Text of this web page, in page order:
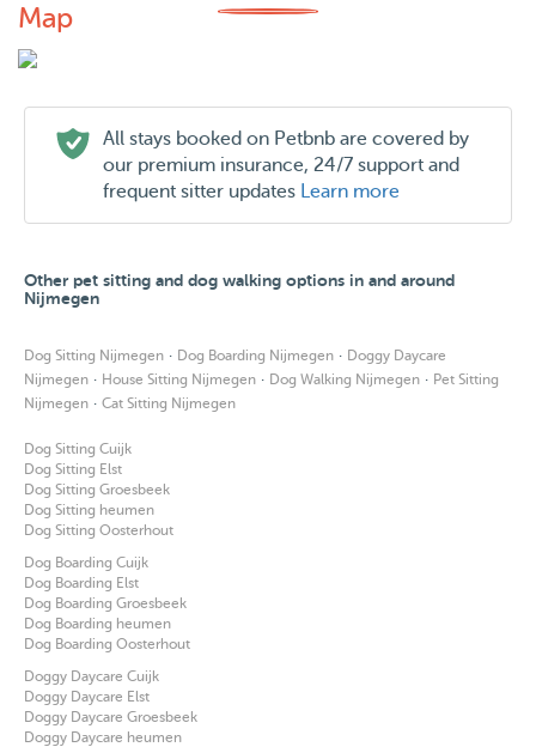
Map
All stays booked on Petbnb are covered by
our premium insurance, 24/7 support and
frequent sitter updates Learn more
Other pet sitting and dog walking options in and around
Nijmegen
Dog Sitting Nijmegen · Dog Boarding Nijmegen · Doggy Daycare
Nijmegen · House Sitting Nijmegen · Dog Walking Nijmegen · Pet Sitting
Nijmegen · Cat Sitting Nijmegen
Dog Sitting Cuijk
Dog Sitting Elst
Dog Sitting Groesbeek
Dog Sitting heumen
Dog Sitting Oosterhout
Dog Boarding Cuijk
Dog Boarding Elst
Dog Boarding Groesbeek
Dog Boarding heumen
Dog Boarding Oosterhout
Doggy Daycare Cuijk
Doggy Daycare Elst
Doggy Daycare Groesbeek
Doggy Daycare heumen